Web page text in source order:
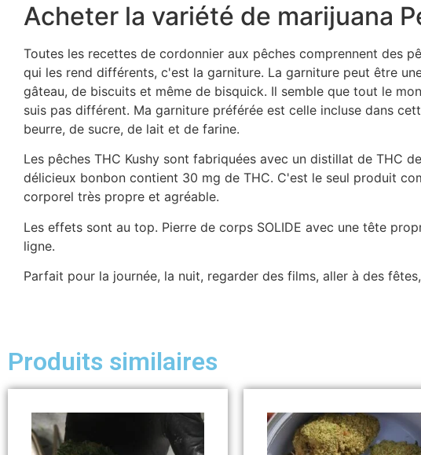
Acheter la variété de marijuana
Toutes les recettes de cordonnier aux pêches comprennent des
qui les rend différents, c'est la garniture. La garniture peut être
gâteau, de biscuits et même de bisquick. Il semble que tout le
suis pas différent. Ma garniture préférée est celle incluse dans
beurre, de sucre, de lait et de farine.
Les pêches THC Kushy sont fabriquées avec un distillat de THC
délicieux bonbon contient 30 mg de THC. C'est le seul produit
corporel très propre et agréable.
Les effets sont au top. Pierre de corps SOLIDE avec une tête
ligne.
Parfait pour la journée, la nuit, regarder des films, aller à des
Produits similaires